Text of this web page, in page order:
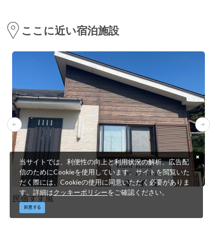
ここに近い宿泊施設
民宿すず風
当サイトでは、利便性の向上と利用状況の解析、広告配
信のためにCookieを使用しています。サイトを閲覧いた
だく際には、Cookieの使用に同意いただく必要がありま
す。詳細はクッキーポリシーをご確認ください。
同意する